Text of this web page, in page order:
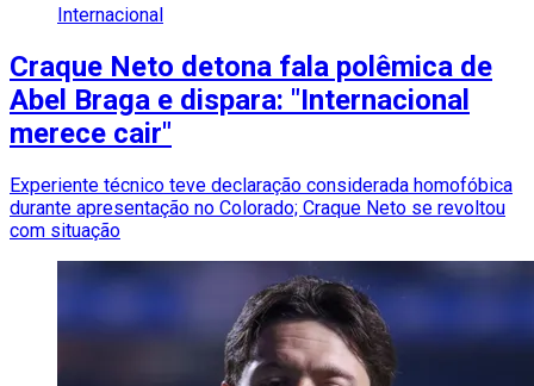
Internacional
Craque Neto detona fala polêmica de
Abel Braga e dispara: "Internacional
merece cair"
Experiente técnico teve declaração considerada homofóbica
durante apresentação no Colorado; Craque Neto se revoltou
com situação